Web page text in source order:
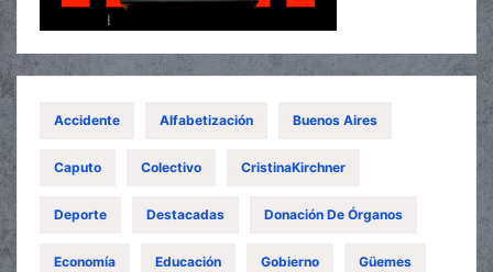
Accidente Alfabetización Buenos Aires
Caputo Colectivo CristinaKirchner
Deporte Destacadas Donación De Órganos
Economía Educación Gobierno Güemes